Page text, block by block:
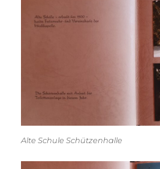
Alte Schule Schützenhalle